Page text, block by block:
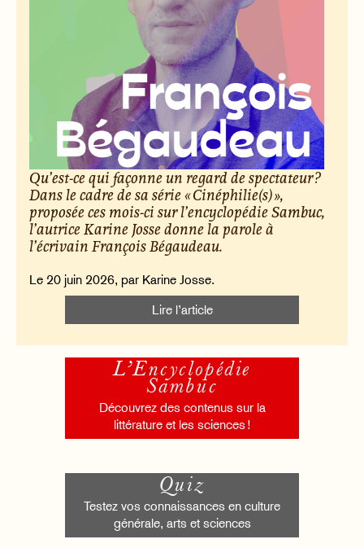
Qu’est-ce qui façonne un regard de spectateur ?
Dans le cadre de sa série « Cinéphilie(s) »,
proposée ces mois-ci sur l’encyclopédie Sambuc,
l’autrice Karine Josse donne la parole à
l’écrivain François Bégaudeau.
Le 20 juin 2026, par Karine Josse.
Lire l’article
L’Encyclopédie
Sambuc
Découvrez des contenus sur la
littérature et les sciences !
Quiz
Testez vos connaissances en culture
générale, arts et sciences